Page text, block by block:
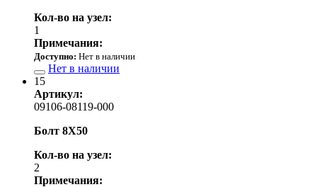
Кол-во на узел:
1
Примечания:
Доступно: Нет в наличии
Нет в наличии
15
Артикул:
09106-08119-000
Болт 8X50
Кол-во на узел:
2
Примечания: